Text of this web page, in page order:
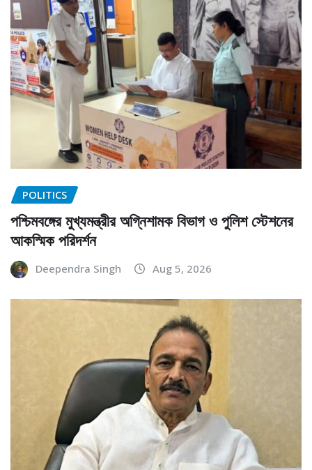
POLITICS
পশ্চিমবঙ্গের মুখ্যমন্ত্রীর অগ্নিশামক বিভাগ ও পুলিশ স্টেশনের
আকস্মিক পরিদর্শন
Deependra Singh Aug 5, 2026